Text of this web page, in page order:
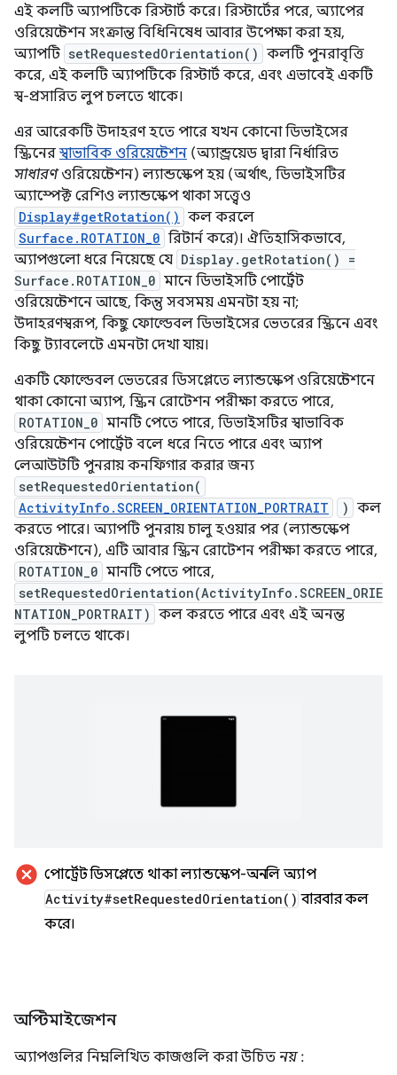
এই কলটি অ্যাপটিকে রিস্টার্ট করে। রিস্টার্টের পরে, অ্যাপের
ওরিয়েন্টেশন সংক্রান্ত বিধিনিষেধ আবার উপেক্ষা করা হয়,
অ্যাপটি setRequestedOrientation() কলটি পুনরাবৃত্তি
করে, এই কলটি অ্যাপটিকে রিস্টার্ট করে, এবং এভাবেই একটি
স্ব-প্রসারিত লুপ চলতে থাকে।
এর আরেকটি উদাহরণ হতে পারে যখন কোনো ডিভাইসের
স্ক্রিনেরস্বাভাবিক ওরিয়েন্টেশন (অ্যান্ড্রয়েড দ্বারা নির্ধারিত
সাধারণওরিয়েন্টেশন) ল্যান্ডস্কেপ হয় (অর্থাৎ, ডিভাইসটির
অ্যাস্পেক্ট রেশিও ল্যান্ডস্কেপ থাকা সত্ত্বেও
Display#getRotation() কল করলে
Surface.ROTATION_0 রিটার্ন করে)। ঐতিহাসিকভাবে,
অ্যাপগুলো ধরে নিয়েছে যে Display.getRotation() =
Surface.ROTATION_0 মানে ডিভাইসটি পোর্ট্রেট
ওরিয়েন্টেশনে আছে, কিন্তু সবসময় এমনটা হয় না;
উদাহরণস্বরূপ, কিছু ফোল্ডেবল ডিভাইসের ভেতরের স্ক্রিনে এবং
কিছু ট্যাবলেটে এমনটা দেখা যায়।
একটি ফোল্ডেবল ভেতরের ডিসপ্লেতে ল্যান্ডস্কেপ ওরিয়েন্টেশনে
থাকা কোনো অ্যাপ, স্ক্রিন রোটেশন পরীক্ষা করতে পারে,
ROTATION_0 মানটি পেতে পারে, ডিভাইসটির স্বাভাবিক
ওরিয়েন্টেশন পোর্ট্রেট বলে ধরে নিতে পারে এবং অ্যাপ
লেআউটটি পুনরায় কনফিগার করার জন্য
setRequestedOrientation(
ActivityInfo.SCREEN_ORIENTATION_PORTRAIT
) কল
করতে পারে। অ্যাপটি পুনরায় চালু হওয়ার পর (ল্যান্ডস্কেপ
ওরিয়েন্টেশনে), এটি আবার স্ক্রিন রোটেশন পরীক্ষা করতে পারে,
ROTATION_0 মানটি পেতে পারে,
setRequestedOrientation(ActivityInfo.SCREEN_ORIE
NTATION_PORTRAIT) কল করতে পারে এবং এই অনন্ত
লুপটি চলতে থাকে।
cancel পোর্ট্রেট ডিসপ্লেতে থাকা ল্যান্ডস্কেপ-অনলি অ্যাপ
Activity#setRequestedOrientation( ) বারবার কল
করে।
অপ্টিমাইজেশন
অ্যাপগুলির নিম্নলিখিত কাজগুলি করা উচিত নয়: